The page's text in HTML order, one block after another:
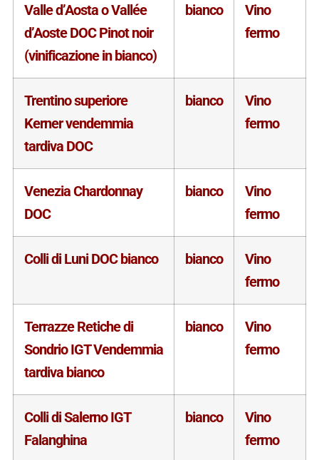
Valle d’Aosta o Vallée
d’Aoste DOC Pinot noir
(vinificazione in bianco)
bianco
Vino
fermo
Trentino superiore
Kerner vendemmia
tardiva DOC
bianco
Vino
fermo
Venezia Chardonnay
DOC
bianco
Vino
fermo
Colli di Luni DOC bianco bianco
Vino
fermo
Terrazze Retiche di
Sondrio IGT Vendemmia
tardiva bianco
bianco
Vino
fermo
Colli di Salerno IGT
Falanghina
bianco
Vino
fermo